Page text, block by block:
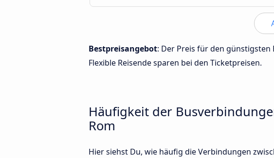
Bestpreisangebot: Der Preis für den günstigsten
Flexible Reisende sparen bei den Ticketpreisen.
Häufigkeit der
Rom
Hier siehst Du, wie häufig die Verbindungen